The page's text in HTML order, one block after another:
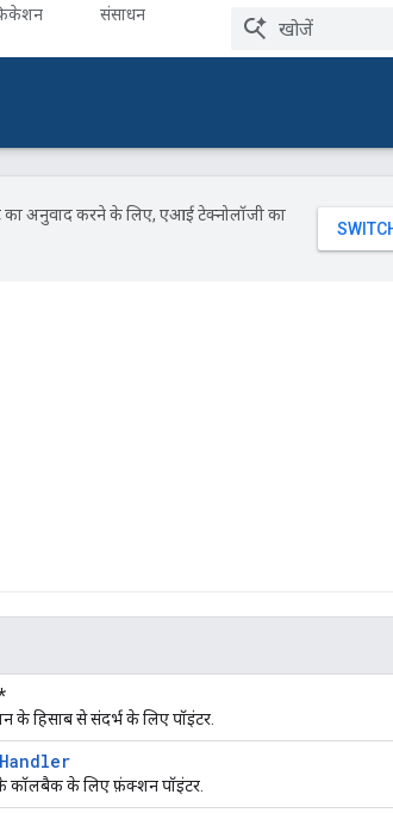
संसाधन
का अनुवाद करने के लिए, एआई टेक्नोलॉजी का
के हिसाब से संदर्भ के लिए पॉइंटर.
के कॉलबैक के लिए फ़ंक्शन पॉइंटर.